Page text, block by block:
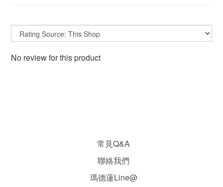
No review for this product
常見Q&A
聯絡我們
瑪德蓮Line@